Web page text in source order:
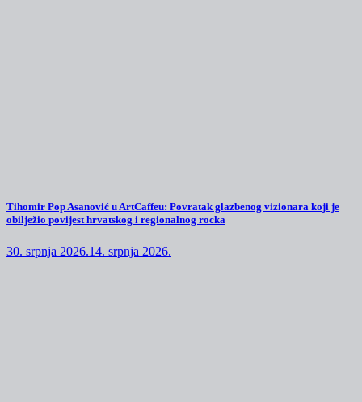
Tihomir Pop Asanović u ArtCaffeu: Povratak glazbenog vizionara koji je
obilježio povijest hrvatskog i regionalnog rocka
30. srpnja 2026.14. srpnja 2026.